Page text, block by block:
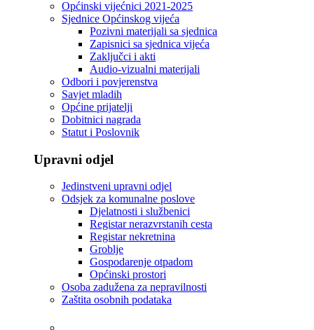
Općinski vijećnici 2021-2025
Sjednice Općinskog vijeća
Pozivni materijali sa sjednica
Zapisnici sa sjednica vijeća
Zaključci i akti
Audio-vizualni materijali
Odbori i povjerenstva
Savjet mladih
Općine prijatelji
Dobitnici nagrada
Statut i Poslovnik
Upravni odjel
Jedinstveni upravni odjel
Odsjek za komunalne poslove
Djelatnosti i službenici
Registar nerazvrstanih cesta
Registar nekretnina
Groblje
Gospodarenje otpadom
Općinski prostori
Osoba zadužena za nepravilnosti
Zaštita osobnih podataka